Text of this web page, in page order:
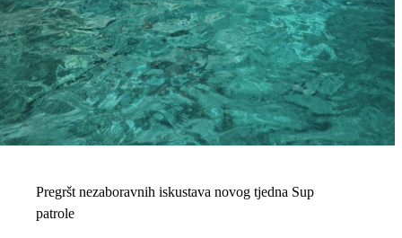
Pregršt nezaboravnih iskustava novog tjedna Sup
patrole